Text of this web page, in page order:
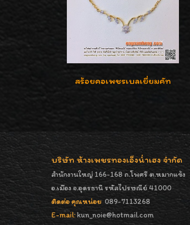
สร้อยคอเพชรเบลเยี่ยมคัท
บริษัท ห้างเพชรทองเอ็งน่ำเฮง จำกัด
สำนักงานใหญ่ 166-168 ถ.โพศรี ต.หมากแข้ง
อ.เมือง จ.อุดรธานี รหัสไปรษณีย์ 41000
ติดต่อ คุณหน่อย 089-7113268
E-mail:kun_noie@hotmail.com